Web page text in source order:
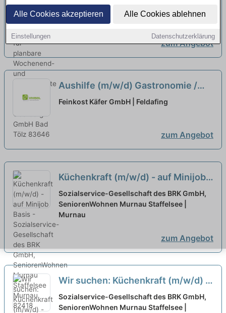
Alle Cookies akzeptieren Alle Cookies ablehnen
Einstellungen Datenschutzerklärung
oder Psychiatrie für planbare
Wochenend- und Nachtdienste in
Oberberg GmbH | Bad Tölz
zum Angebot
Aushilfe (m/w/d) Gastronomie /
Service in Starnberg am
Feinkost Käfer GmbH | Feldafing
zum Angebot
Küchenkraft (m/w/d) - auf Minijob
Basis - neu
Sozialservice-Gesellschaft des BRK GmbH,
SeniorenWohnen Murnau Staffelsee |
Murnau
zum Angebot
Wir suchen: Küchenkraft (m/w/d) -
auf Minijob Basis - neu
Sozialservice-Gesellschaft des BRK GmbH,
SeniorenWohnen Murnau Staffelsee |